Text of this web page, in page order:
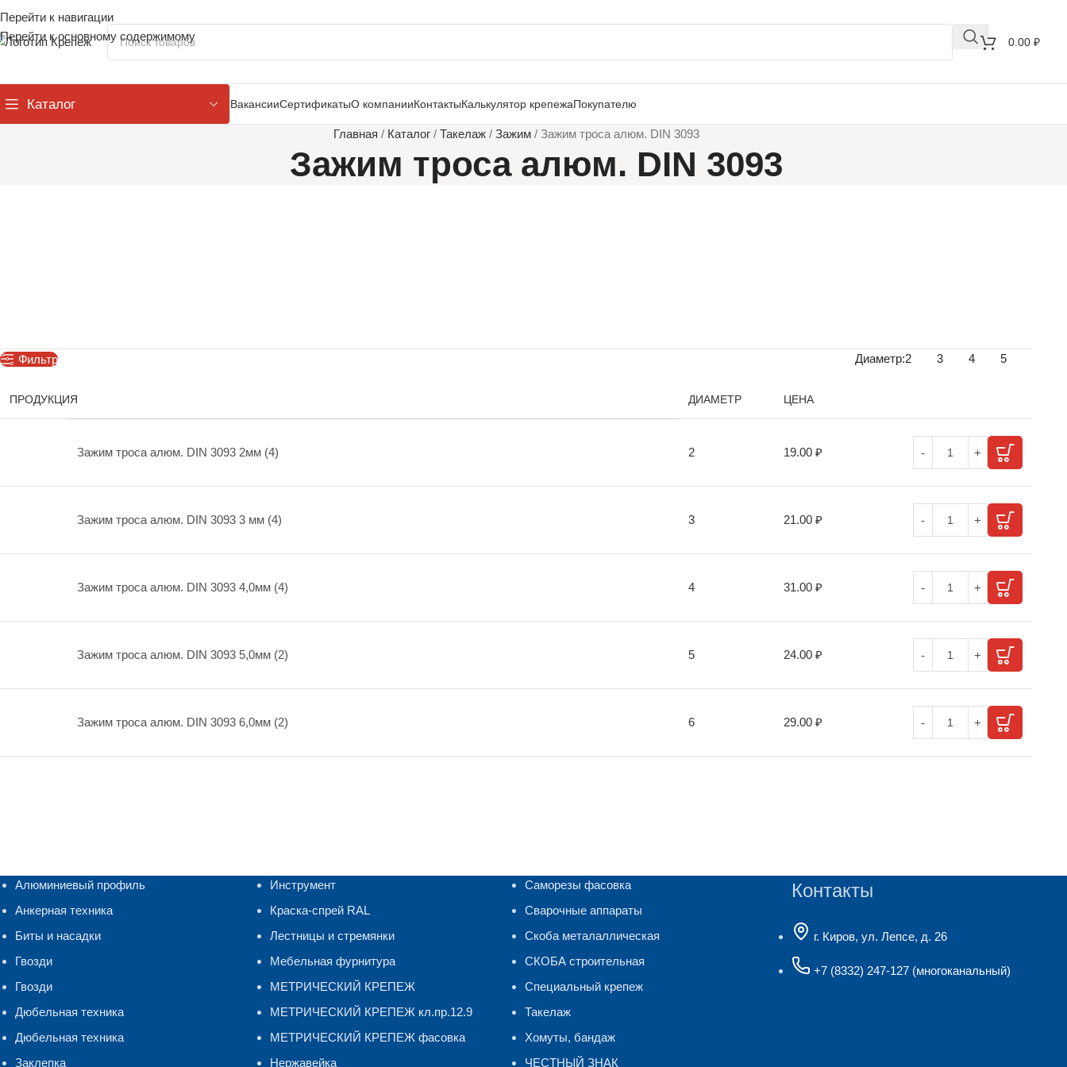
Перейти к навигации
Перейти к основному содержимому
0.00 ₽
Каталог ВакансииСертификатыО компанииКонтактыКалькулятор крепежаПокупателю
Главная / Каталог/ Такелаж/ Зажим/ Зажим троса алюм. DIN 3093
Зажим троса алюм. DIN 3093
Фильтр Диаметр:2 3 4 5
ПРОДУКЦИЯ ДИАМЕТР ЦЕНА
Зажим троса алюм. DIN 3093 2мм (4) 2 19.00 ₽
Зажим троса алюм. DIN 3093 3 мм (4) 3 21.00 ₽
Зажим троса алюм. DIN 3093 4,0мм (4) 4 31.00 ₽
Зажим троса алюм. DIN 3093 5,0мм (2) 5 24.00 ₽
Зажим троса алюм. DIN 3093 6,0мм (2) 6 29.00 ₽
Алюминиевый профиль
Анкерная техника
Биты и насадки
Гвозди
Гвозди
Дюбельная техника
Дюбельная техника
Заклепка
Инструмент
Краска-спрей RAL
Лестницы и стремянки
Мебельная фурнитура
МЕТРИЧЕСКИЙ КРЕПЕЖ
МЕТРИЧЕСКИЙ КРЕПЕЖ кл.пр.12.9
МЕТРИЧЕСКИЙ КРЕПЕЖ фасовка
Нержавейка
Саморезы фасовка
Сварочные аппараты
Скоба металаллическая
СКОБА строительная
Специальный крепеж
Такелаж
Хомуты, бандаж
ЧЕСТНЫЙ ЗНАК
Контакты
г. Киров, ул. Лепсе, д. 26
+7 (8332) 247-127 (многоканальный)